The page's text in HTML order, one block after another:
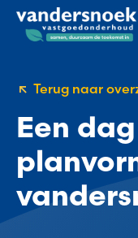
Terug naar
Een